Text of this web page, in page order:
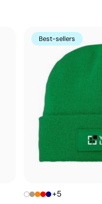
Best-sellers
+5